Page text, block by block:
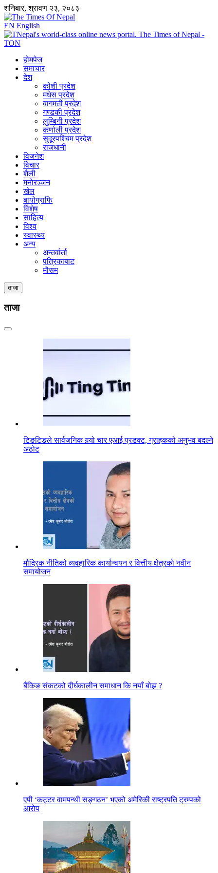
शनिबार, श्रावण २३, २०८३
EN English
होमपेज
समाचार
देश
कोशी प्रदेश
मधेस प्रदेश
बागमती प्रदेश
गण्डकी प्रदेश
लुम्बिनी प्रदेश
कर्णाली प्रदेश
सुदूरपश्चिम प्रदेश
राजधानी
विजनेश
विचार
शैली
मनोरञ्जन
खेल
बायोग्राफि
विशेष
साहित्य
विश्व
स्वास्थ्य
अन्य
अन्तर्वार्ता
पत्रिकाबाट
मौसम
ताजा
ताजा
टिङटिङले सार्वजनिक गर्‍यो चार एआई प्रडक्ट, ग्राहकको अनुभव बदल्ने
अठोट
मौद्रिक नीतिको व्यवहारिक कार्यान्वयन र वित्तीय क्षेत्रको नवीन
समायोजन
बैंकिङ संकटको दीर्घकालीन समाधान कि नयाँ बोझ ?
एपी ‘कट्टर वामपन्थी सङ्गठन’ भएको अमेरिकी राष्ट्रपति ट्रम्पको
आरोप